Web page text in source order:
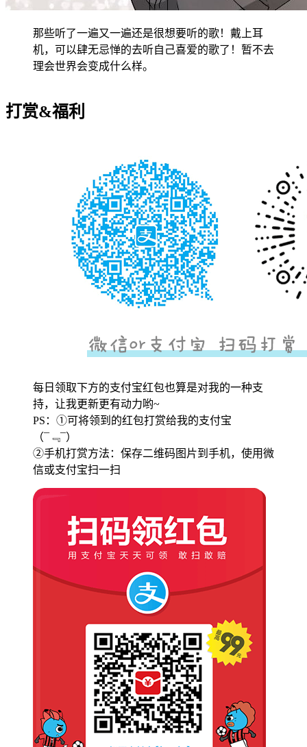
那些听了一遍又一遍还是很想要听的歌！戴上耳
机，可以肆无忌惮的去听自己喜爱的歌了！暂不去
理会世界会变成什么样。
打赏&福利
每日领取下方的支付宝红包也算是对我的一种支
持，让我更新更有动力哟~
PS：①可将领到的红包打赏给我的支付宝
（¯﹃¯）
②手机打赏方法：保存二维码图片到手机，使用微
信或支付宝扫一扫